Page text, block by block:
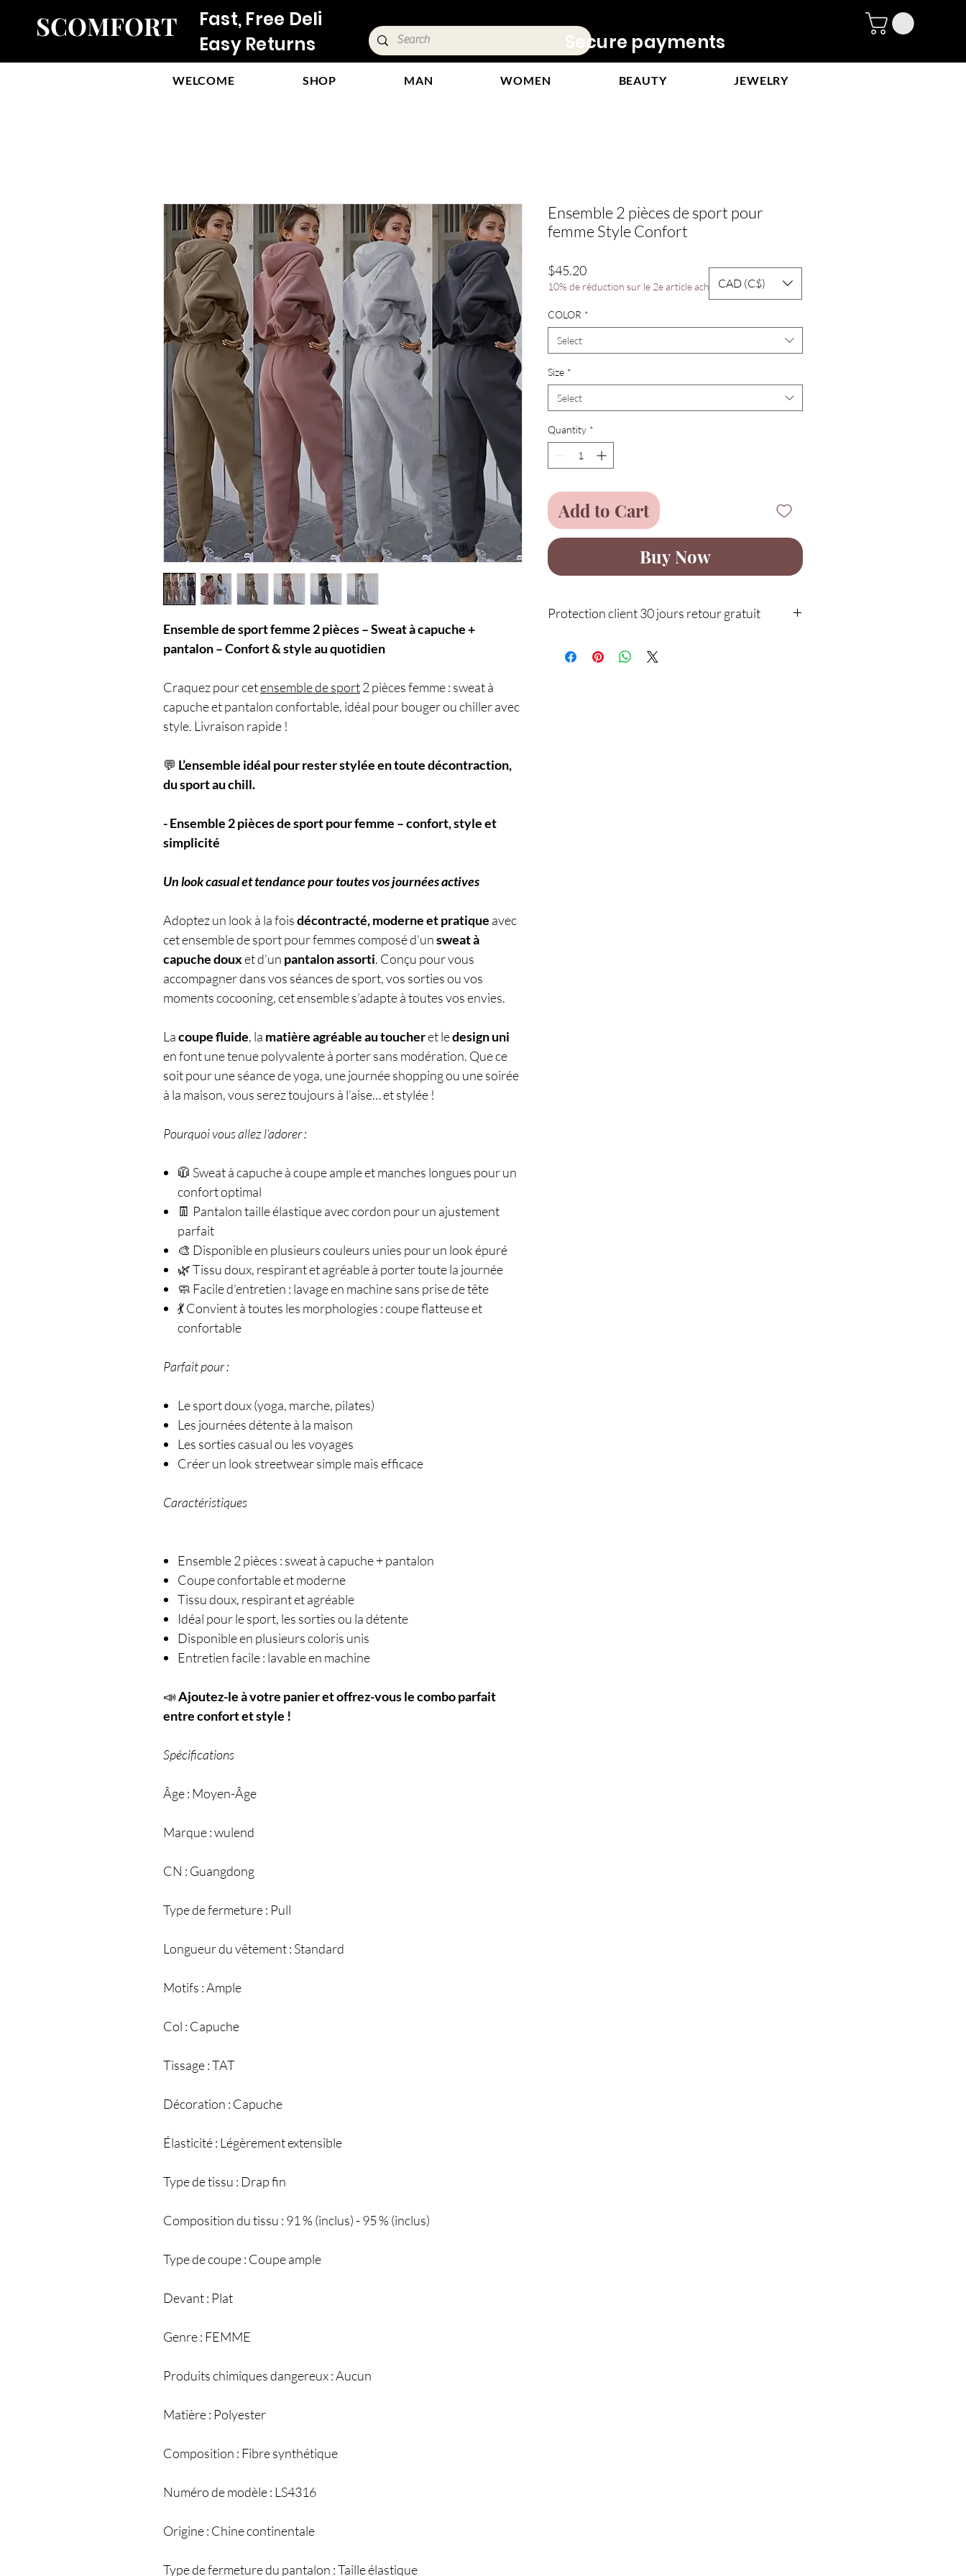
SCOMFORT
Fast, Free Delivery &
Easy Returns
Secure payments
WELCOME SHOP MAN WOMEN BEAUTY JEWELRY
Ensemble de sport femme 2 pièces – Sweat à capuche +
pantalon – Confort & style au quotidien
Craquez pour cetensemble de sport2 pièces femme : sweat à
capuche et pantalon confortable, idéal pour bouger ou chiller avec
style. Livraison rapide !
💬 L’ensemble idéal pour rester stylée en toute décontraction,
du sport au chill.
- Ensemble 2 pièces de sport pour femme – confort, style et
simplicité
Un look casual et tendance pour toutes vos journées actives
Adoptez un look à la foisdécontracté, moderne et pratique avec
cet ensemble de sport pour femmes composé d’unsweat à
capuche douxet d’un pantalon assorti. Conçu pour vous
accompagner dans vos séances de sport, vos sorties ou vos
moments cocooning, cet ensemble s’adapte à toutes vos envies.
Lacoupe fluide, la matière agréable au toucheret ledesign uni
en font une tenue polyvalente à porter sans modération. Que ce
soit pour une séance de yoga, une journée shopping ou une soirée
à la maison, vous serez toujours à l’aise… et stylée !
Pourquoi vous allez l’adorer :
🧥 Sweat à capuche à coupe ample et manches longues pour un
confort optimal
👖 Pantalon taille élastique avec cordon pour un ajustement
parfait
🎨 Disponible en plusieurs couleurs unies pour un look épuré
🌿 Tissu doux, respirant et agréable à porter toute la journée
🧼 Facile d’entretien : lavage en machine sans prise de tête
💃 Convient à toutes les morphologies : coupe flatteuse et
confortable
Parfait pour :
Le sport doux (yoga, marche, pilates)
Les journées détente à la maison
Les sorties casual ou les voyages
Créer un look streetwear simple mais efficace
Caractéristiques
Ensemble 2 pièces : sweat à capuche + pantalon
Coupe confortable et moderne
Tissu doux, respirant et agréable
Idéal pour le sport, les sorties ou la détente
Disponible en plusieurs coloris unis
Entretien facile : lavable en machine
📣Ajoutez-le à votre panier et offrez-vous le combo parfait
entre confort et style !
Spécifications
Âge : Moyen-Âge
Marque : wulend
CN : Guangdong
Type de fermeture : Pull
Longueur du vêtement : Standard
Motifs : Ample
Col : Capuche
Tissage : TAT
Décoration : Capuche
Élasticité : Légèrement extensible
Type de tissu : Drap fin
Composition du tissu : 91 % (inclus) - 95 % (inclus)
Type de coupe : Coupe ample
Devant : Plat
Genre : FEMME
Produits chimiques dangereux : Aucun
Matière : Polyester
Composition : Fibre synthétique
Numéro de modèle : LS4316
Origine : Chine continentale
Type de fermeture du pantalon : Taille élastique
Ensemble 2 pièces de sport pour
femme Style Confort
$45.20Price
10% de réduction sur le 2e article acheté
COLOR *
Select
Size *
Select
Quantity *
Add to Cart
Buy Now
Protection client 30 jours retour gratuit
CAD (C$)